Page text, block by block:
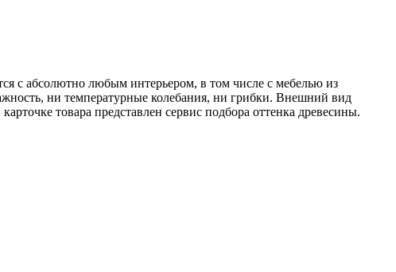
с абсолютно любым интерьером, в том числе с мебелью из
ни температурные колебания, ни грибки. Внешний вид
товара представлен сервис подбора оттенка древесины.